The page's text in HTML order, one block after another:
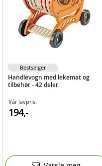
Handlevogn med lekemat og
tilbehør - 42 deler
Vår lavpris:
194,-
Bestselger